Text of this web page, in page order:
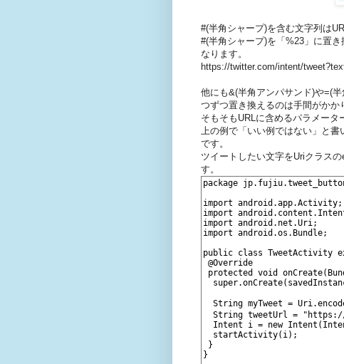
#(半角シャープ)を含む文字列は
#(半角シャープ)を「%23」に置
なります。
https://twitter.com/intent/
他にも&(半角アンパサンド)や=(
つずつ置き換えるのは手間がかか
そもそもURLに含めるパラメータ
上の例で「いい例ではない」と
です。
ツイートしたい文字をUriクラス
す。